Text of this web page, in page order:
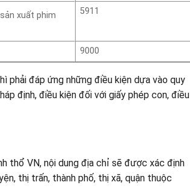
xuất phim
5911
9000
phải đáp ứng những điều kiện dựa vào quy
định, điều kiện đối với giấy phép con, điều
thổ VN, nội dung địa chỉ sẽ được xác định
thị trấn, thành phố, thị xã, quận thuộc